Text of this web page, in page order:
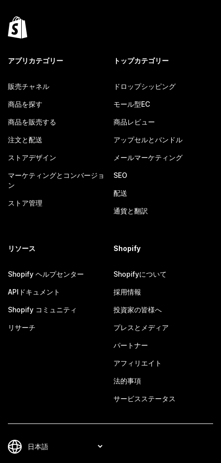
アプリカテゴリー
販売チャネル
商品を探す
商品を販売する
注文と配送
ストアデザイン
マーケティングとコンバージョ
ン
ストア管理
トップカテゴリー
ドロップシッピング
モール型EC
商品レビュー
アップセルとバンドル
メールマーケティング
SEO
配送
通貨と翻訳
リソース
Shopify ヘルプセンター
APIドキュメント
Shopify コミュニティ
リサーチ
Shopify
Shopifyについて
採用情報
投資家の皆様へ
プレスとメディア
パートナー
アフィリエイト
法的事項
サービスステータス